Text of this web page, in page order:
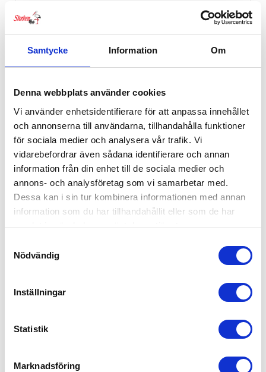
Samtycke Information Om
Denna webbplats använder cookies
Vi använder enhetsidentifierare för att anpassa innehållet
och annonserna till användarna, tillhandahålla funktioner
för sociala medier och analysera vår trafik. Vi
vidarebefordrar även sådana identifierare och annan
information från din enhet till de sociala medier och
annons- och analysföretag som vi samarbetar med.
Dessa kan i sin tur kombinera informationen med annan
information som du har tillhandahållit eller som de har
samlat in när du har använt deras tjänster.
Nödvändig
Inställningar
Statistik
Marknadsföring
319
BabyZen YOYO kopphållare